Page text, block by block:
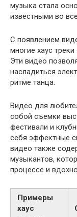
музыка стала
известными во
С появлением
многие хаус
Эти видео
насладиться
ритме танца.
Видео для
собой съемки
фестивали и
себя эффектные
видео также
музыкантов,
процессе и
Примеры
хаус